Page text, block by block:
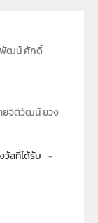
พัฒน์ ศักดิ์
ายจิติวัฒน์ ยวง
วัลที่ได้รับ -